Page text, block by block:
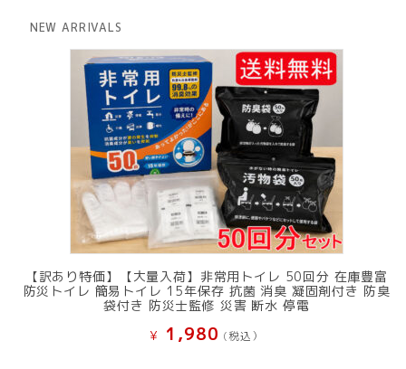
で
し
た。
¥ 11,801
で
す。
NEW ARRIVALS
【訳あり特価】【大量入荷】非常用トイレ 50回分 在庫豊富
防災トイレ 簡易トイレ 15年保存 抗菌 消臭 凝固剤付き 防臭
袋付き 防災士監修 災害 断水 停電
¥ 1,980 (税込）